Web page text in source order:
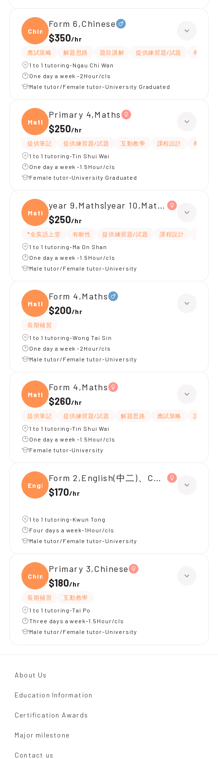
Chine
Form 6,Chinese
$350/hr
應試策略 解題思路 題目講解 提供練習題/試題
有耐性
1 to 1 tutoring-Ngau Chi Wan
One day a week -2Hour/cls
Male tutor/Female tutor-University Graduated
Maths
Primary 4,Maths
$250/hr
提供筆記 提供練習題/試題 互動教學 課程設計
有耐性
1 to 1 tutoring-Tin Shui Wai
One day a week -1.5Hour/cls
Female tutor-University Graduated
Maths
year 9,Maths|year 10,Maths
$250/hr
*全英語上堂 有耐性 提供練習題/試題 課程設計
1 to 1 tutoring-Ma On Shan
One day a week -1.5Hour/cls
Male tutor/Female tutor-University
Maths
Form 4,Maths
$200/hr
長期補習
1 to 1 tutoring-Wong Tai Sin
One day a week -2Hour/cls
Male tutor/Female tutor-University
Maths
Form 4,Maths
$260/hr
提供筆記 提供練習題/試題 解題思路 應試策略
課程設計
1 to 1 tutoring-Tin Shui Wai
One day a week -1.5Hour/cls
Female tutor-University
Engli
Form 2,English(中二)、Chinese(中二)
$170/hr
1 to 1 tutoring-Kwun Tong
Four days a week-1Hour/cls
Male tutor/Female tutor-University
Chine
Primary 3,Chinese
$180/hr
長期補習
互動教學
1 to 1 tutoring-Tai Po
Three days a week-1.5Hour/cls
Male tutor/Female tutor-University
About Us
Education Information
Certification Awards
Major milestone
Contact us